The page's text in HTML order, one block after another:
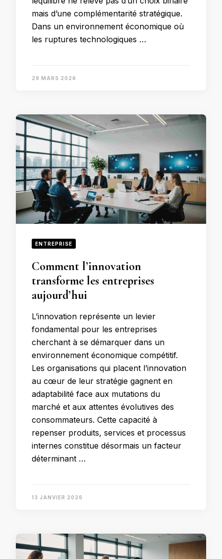
mais d’une complémentarité stratégique.
Dans un environnement économique où
les ruptures technologiques …
29 MARS 2026
ENTREPRISE
Comment l’innovation
transforme les entreprises
aujourd’hui
L’innovation représente un levier
fondamental pour les entreprises
cherchant à se démarquer dans un
environnement économique compétitif.
Les organisations qui placent l’innovation
au cœur de leur stratégie gagnent en
adaptabilité face aux mutations du
marché et aux attentes évolutives des
consommateurs. Cette capacité à
repenser produits, services et processus
internes constitue désormais un facteur
déterminant …
13 JANVIER 2026